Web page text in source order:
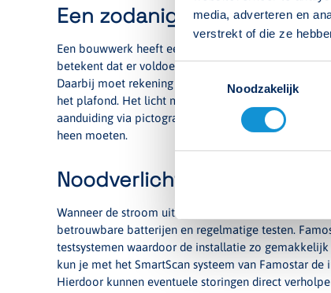
media, adverteren en
verstrekt of die ze
Toestemmingsselectie
Noodzakelijk
Een zodanige
Een bouwwerk heeft een zodanige
betekent dat er voldoende lichtniveaus worden
Daarbij moet rekening worden gehouden met de
het plafond. Het licht mag niet verblinden en moet
aanduiding via pictogrammen is verplicht, zodat
heen moeten.
Noodverlichting aanwezig
Wanneer de stroom uitvalt, moet de noodverlichting
betrouwbare batterijen en regelmatige testen.
testsystemen waardoor de installatie zo
kun je met het SmartScan systeem van Famostar
Hierdoor kunnen eventuele storingen direct